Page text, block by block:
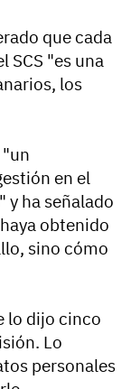
que cada
SCS "es una
los
"un
en el
y ha señalado
obtenido
sino cómo
lo dijo cinco
Lo
personales